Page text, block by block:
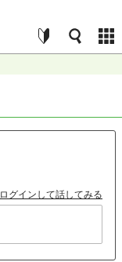
ログインして話してみる